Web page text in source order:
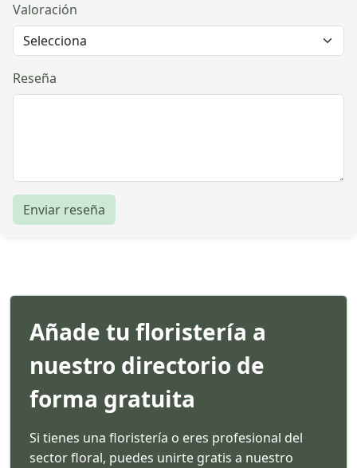
Valoración
Reseña
Enviar reseña
Añade tu floristería a
nuestro directorio de
forma gratuita
Si tienes una floristería o eres profesional del
sector floral, puedes unirte gratis a nuestro